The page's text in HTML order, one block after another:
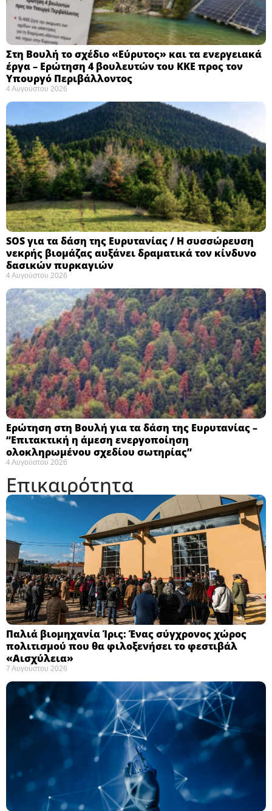
Στη Βουλή το σχέδιο «Εύρυτος» και τα ενεργειακά
έργα – Ερώτηση 4 βουλευτών του ΚΚΕ προς τον
Υπουργό Περιβάλλοντος
4 Αυγούστου 2026
SOS για τα δάση της Ευρυτανίας / Η συσσώρευση
νεκρής βιομάζας αυξάνει δραματικά τον κίνδυνο
δασικών πυρκαγιών
4 Αυγούστου 2026
Ερώτηση στη Βουλή για τα δάση της Ευρυτανίας –
“Eπιτακτική η άμεση ενεργοποίηση
ολοκληρωμένου σχεδίου σωτηρίας”
4 Αυγούστου 2026
Επικαιρότητα
Παλιά βιομηχανία Ίρις: Ένας σύγχρονος χώρος
πολιτισμού που θα φιλοξενήσει το φεστιβάλ
«Αισχύλεια» ​
7 Αυγούστου 2026